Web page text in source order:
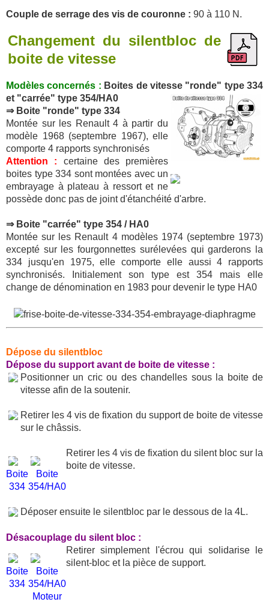
Couple de serrage des vis de couronne : 90 à 110 N.
Changement du silentbloc de
boite de vitesse
Modèles concernés : Boites de vitesse "ronde" type 334
et "carrée" type 354/HA0
⇒ Boite "ronde" type 334
Montée sur les Renault 4 à partir du
modèle 1968 (septembre 1967), elle
comporte 4 rapports synchronisés
Attention : certaine des premières
boites type 334 sont montées avec un
embrayage à plateau à ressort et ne
possède donc pas de joint d'étanchéité d'arbre.
⇒ Boite "carrée" type 354 / HA0
Montée sur les Renault 4 modèles 1974 (septembre 1973)
excepté sur les fourgonnettes surélevées qui garderons la
334 jusqu'en 1975, elle comporte elle aussi 4 rapports
synchronisés. Initialement son type est 354 mais elle
change de dénomination en 1983 pour devenir le type HA0
Dépose du silentbloc
Dépose du support avant de boite de vitesse :
Positionner un cric ou des chandelles sous la boite de
vitesse afin de la soutenir.
Retirer les 4 vis de fixation du support de boite de vitesse
sur le châssis.
Boite
334
Boite
354/HA0
Retirer les 4 vis de fixation du silent bloc sur la
boite de vitesse.
Déposer ensuite le silentbloc par le dessous de la 4L.
Désacouplage du silent bloc :
Boite
334
Boite
354/HA0
Moteur
Retirer simplement l'écrou qui solidarise le
silent-bloc et la pièce de support.